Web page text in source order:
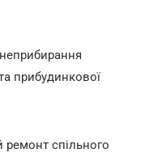
прибудинкової
ремонт спільного